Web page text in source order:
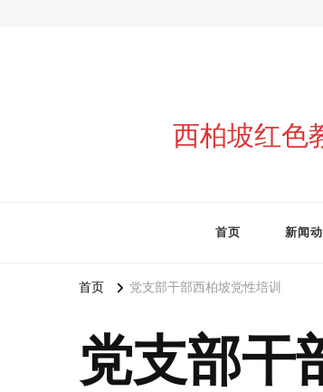
西柏坡红色
首页 新闻
首页 党支部干部西柏坡党性培训
党支部干